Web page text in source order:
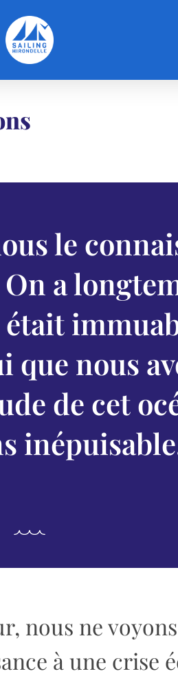
le
a
que nous
de cet
nous ne
à une crise